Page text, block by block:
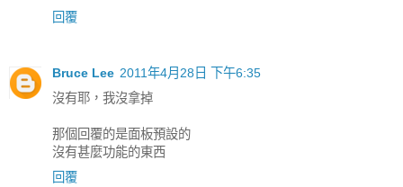
回覆
Bruce Lee 2011年4月28日 下午6:35
沒有耶，我沒拿掉
那個回覆的是面板預設的
沒有甚麼功能的東西
回覆